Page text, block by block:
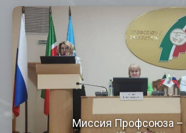
Миссия Профсоюза –